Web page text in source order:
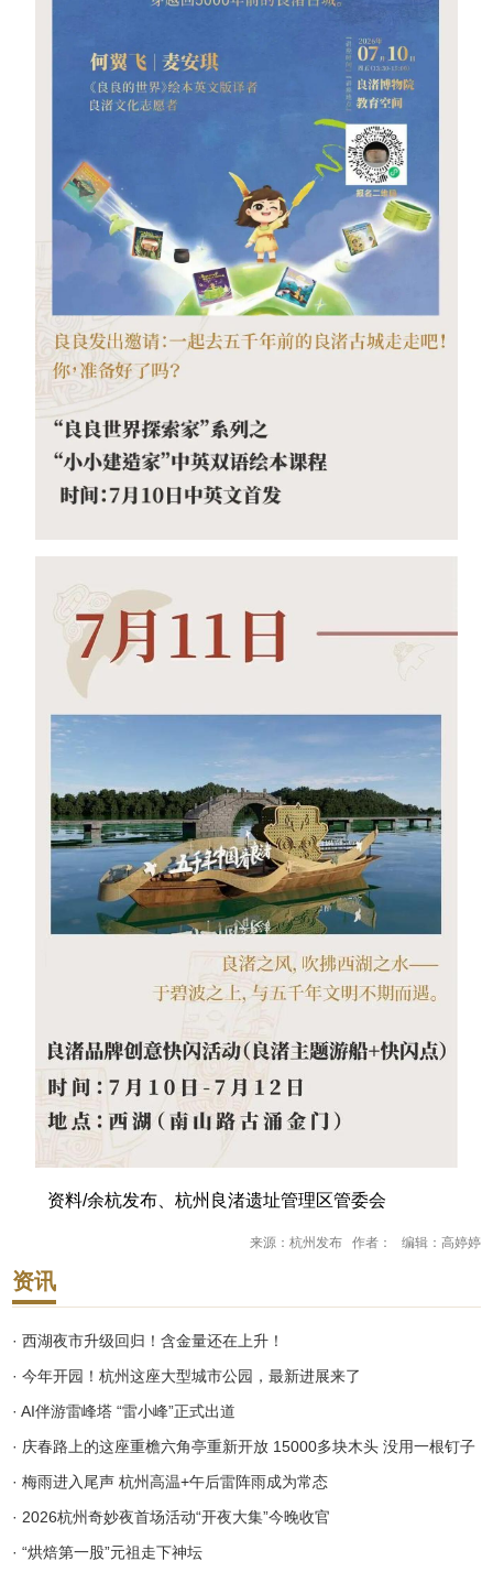
资料/余杭发布、杭州良渚遗址管理区管委会
来源：杭州发布 作者： 编辑：高婷婷
资讯
· 西湖夜市升级回归！含金量还在上升！
· 今年开园！杭州这座大型城市公园，最新进展来了
· AI伴游雷峰塔 “雷小峰”正式出道
· 庆春路上的这座重檐六角亭重新开放 15000多块木头 没用一根钉子
· 梅雨进入尾声 杭州高温+午后雷阵雨成为常态
· 2026杭州奇妙夜首场活动“开夜大集”今晚收官
· “烘焙第一股”元祖走下神坛